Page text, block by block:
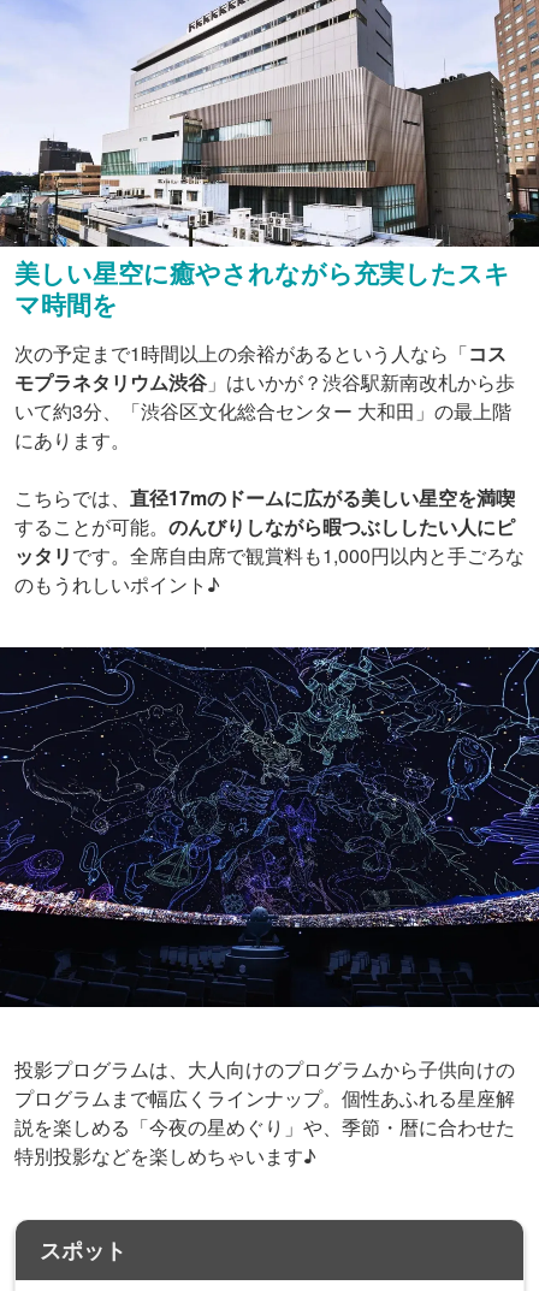
美しい星空に癒やされながら充実したスキ
マ時間を
次の予定まで1時間以上の余裕があるという人なら「コス
モプラネタリウム渋谷 」はいかが？渋谷駅新南改札から歩
いて約3分、「渋谷区文化総合センター 大和田」の最上階
にあります。
こちらでは、 直径17mのドームに広がる美しい星空を満喫
することが可能。 のんびりしながら暇つぶししたい人にピ
ッタリです。全席自由席で観賞料も1,000円以内と手ごろな
のもうれしいポイント♪
投影プログラムは、大人向けのプログラムから子供向けの
プログラムまで幅広くラインナップ。個性あふれる星座解
説を楽しめる「今夜の星めぐり」や、季節・暦に合わせた
特別投影などを楽しめちゃいます♪
スポット